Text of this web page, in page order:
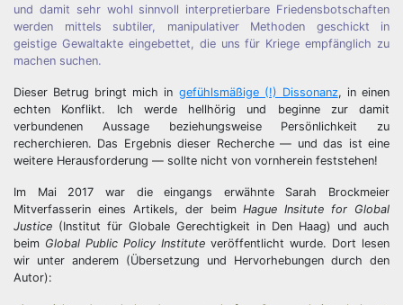
und damit sehr wohl sinnvoll interpretierbare Friedensbotschaften
werden mittels subtiler, manipulativer Methoden geschickt in
geistige Gewaltakte eingebettet, die uns für Kriege empfänglich zu
machen suchen.
Dieser Betrug bringt mich in gefühlsmäßige (!) Dissonanz, in einen
echten Konflikt. Ich werde hellhörig und beginne zur damit
verbundenen Aussage beziehungsweise Persönlichkeit zu
recherchieren. Das Ergebnis dieser Recherche — und das ist eine
weitere Herausforderung — sollte nicht von vornherein feststehen!
Im Mai 2017 war die eingangs erwähnte Sarah Brockmeier
Mitverfasserin eines Artikels, der beimHague Insitute for Global
Justice (Institut für Globale Gerechtigkeit in Den Haag) und auch
beim Global Public Policy Institute veröffentlicht wurde. Dort lesen
wir unter anderem (Übersetzung und Hervorhebungen durch den
Autor):